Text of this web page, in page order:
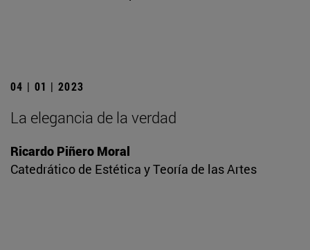
04 | 01 | 2023
La elegancia de la verdad
Ricardo Piñero Moral
Catedrático de Estética y Teoría de las Artes